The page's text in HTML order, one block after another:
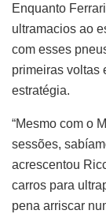
Enquanto
ultramacios ao
com esses
primeiras voltas
estratégia.
“Mesmo com o
sessões,
acrescentou
carros para
pena arriscar